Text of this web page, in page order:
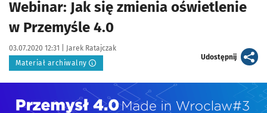
Webinar: Jak się zmienia oświetlenie
w Przemyśle 4.0
Data publikacji:
03.07.2020 12:31 | Autor:
Jarek Ratajczak
Materiał archiwalny
Udostępnijartykuł
Kliknij, aby powiększyć